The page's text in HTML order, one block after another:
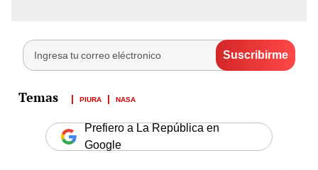
PIURA NASA
Prefiero a La República en
Google